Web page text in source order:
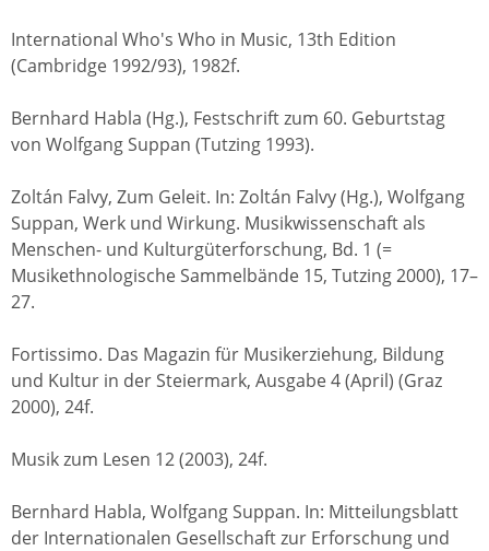
International Who's Who in Music, 13th Edition
(Cambridge 1992/93), 1982f.
Bernhard Habla (Hg.), Festschrift zum 60. Geburtstag
von Wolfgang Suppan (Tutzing 1993).
Zoltán Falvy, Zum Geleit. In: Zoltán Falvy (Hg.), Wolfgang
Suppan, Werk und Wirkung. Musikwissenschaft als
Menschen- und Kulturgüterforschung, Bd. 1 (=
Musikethnologische Sammelbände 15, Tutzing 2000), 17–
27.
Fortissimo. Das Magazin für Musikerziehung, Bildung
und Kultur in der Steiermark, Ausgabe 4 (April) (Graz
2000), 24f.
Musik zum Lesen 12 (2003), 24f.
Bernhard Habla, Wolfgang Suppan. In: Mitteilungsblatt
der Internationalen Gesellschaft zur Erforschung und